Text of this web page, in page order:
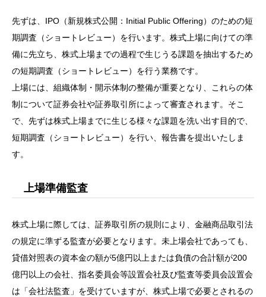
先ずは、IPO（新規株式公開：Initial Public Offering）のための短
期調査（ショートレビュー）を行います。株式上場に向けての準
備に先立ち、株式上場までの過程で生じうる課題を抽出するため
の短期調査（ショートレビュー）を行う業務です。
上場には、組織体制・開示体制の整備が重要となり、これらの体
制について証券会社や証券取引所によって審査されます。そこ
で、先ずは株式上場までに生じる様々な課題を洗い出す目的で、
短期調査（ショートレビュー）を行い、報告書を提出いたしま
す。
上場準備監査
株式上場に際しては、証券取引所の規則により、金融商品取引法
の規定に準ずる監査が必要となります。未上場会社であっても、
貸借対照表の資本金の額が5億円以上または負債の合計額が200
億円以上の会社、指名委員会等設置会社及び監査等委員会設置会
は「会社法監査」を受けていますが、株式上場で必要とされるの